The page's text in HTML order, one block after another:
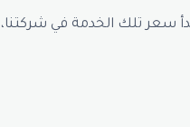
سعر تلك الخدمة في شركتنا،